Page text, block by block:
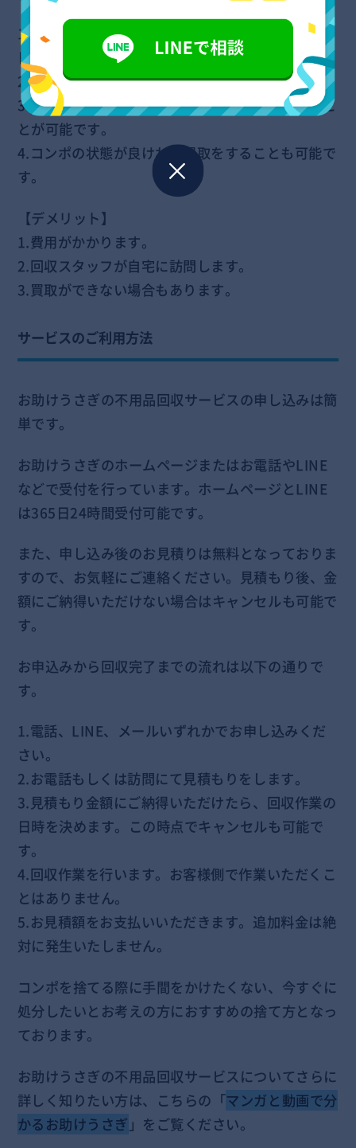
【メリット】
1.回収日時を自由に決めることが可能です。依頼当
日の回収や、深夜早朝の回収にも対応しています。
2.梱包や運搬などの労力は一切かかりません。
3.コンポ以外の不用品があればまとめて回収するこ
とが可能です。
4.コンポの状態が良ければ買取をすることも可能で
す。
【デメリット】
1.費用がかかります。
2.回収スタッフが自宅に訪問します。
3.買取ができない場合もあります。
サービスのご利用方法
お助けうさぎの不用品回収サービスの申し込みは簡
単です。
お助けうさぎのホームページまたはお電話やLINE
などで受付を行っています。ホームページとLINE
は365日24時間受付可能です。
また、申し込み後のお見積りは無料となっておりま
すので、お気軽にご連絡ください。見積もり後、金
額にご納得いただけない場合はキャンセルも可能で
す。
お申込みから回収完了までの流れは以下の通りで
す。
1.電話、LINE、メールいずれかでお申し込みくだ
さい。
2.お電話もしくは訪問にて見積もりをします。
3.見積もり金額にご納得いただけたら、回収作業の
日時を決めます。この時点でキャンセルも可能で
す。
4.回収作業を行います。お客様側で作業いただくこ
とはありません。
5.お見積額をお支払いいただきます。追加料金は絶
対に発生いたしません。
コンポを捨てる際に手間をかけたくない、今すぐに
処分したいとお考えの方におすすめの捨て方となっ
ております。
お助けうさぎの不用品回収サービスについてさらに
詳しく知りたい方は、こちらの「マンガと動画で分
かるお助けうさぎ 」をご覧ください。